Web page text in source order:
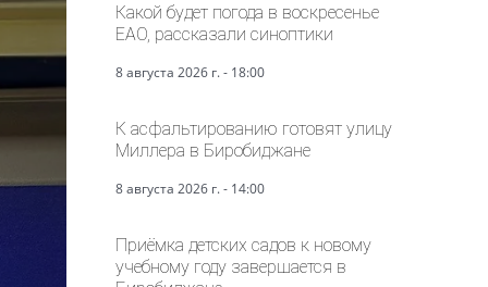
Какой будет погода в воскресенье
ЕАО, рассказали синоптики
8 августа 2026 г. - 18:00
К асфальтированию готовят улицу
Миллера в Биробиджане
8 августа 2026 г. - 14:00
Приёмка детских садов к новому
учебному году завершается в